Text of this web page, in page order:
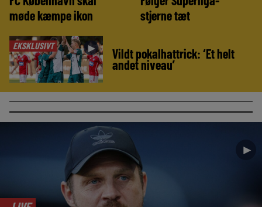
møde kæmpe ikon
stjerne tæt
EKSKLUSIVT ► Vildt pokalhattrick: ‘Et helt
andet niveau’
►